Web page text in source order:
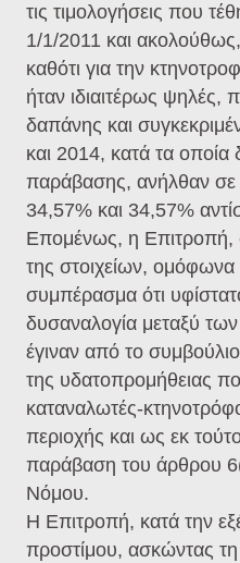
τις τιμολογήσεις που
1/1/2011 και
καθότι για την
ήταν ιδιαιτέρως ψηλές,
δαπάνης και
και 2014, κατά τα
παράβασης, ανήλθαν
34,57% και 34,57%
Επομένως, η Επιτροπή,
της στοιχείων, ομόφωνα
συμπέρασμα ότι
δυσαναλογία μεταξύ
έγιναν από το
της υδατοπρομήθειας
καταναλωτές-
περιοχής και ως εκ
παράβαση του άρθρου
Νόμου.
Η Επιτροπή, κατά την
προστίμου, ασκώντας τη